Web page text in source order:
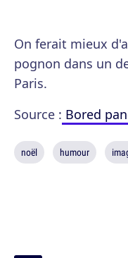
On ferait mieux
pognon dans un
Paris.
Source : Bored
noël humour